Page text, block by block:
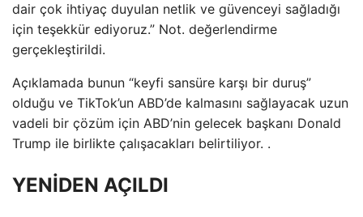
dair çok ihtiyaç duyulan netlik ve güvenceyi sağladığı
için teşekkür ediyoruz.” Not. değerlendirme
gerçekleştirildi.
Açıklamada bunun “keyfi sansüre karşı bir duruş”
olduğu ve TikTok’un ABD’de kalmasını sağlayacak uzun
vadeli bir çözüm için ABD’nin gelecek başkanı Donald
Trump ile birlikte çalışacakları belirtiliyor. .
YENİDEN AÇILDI